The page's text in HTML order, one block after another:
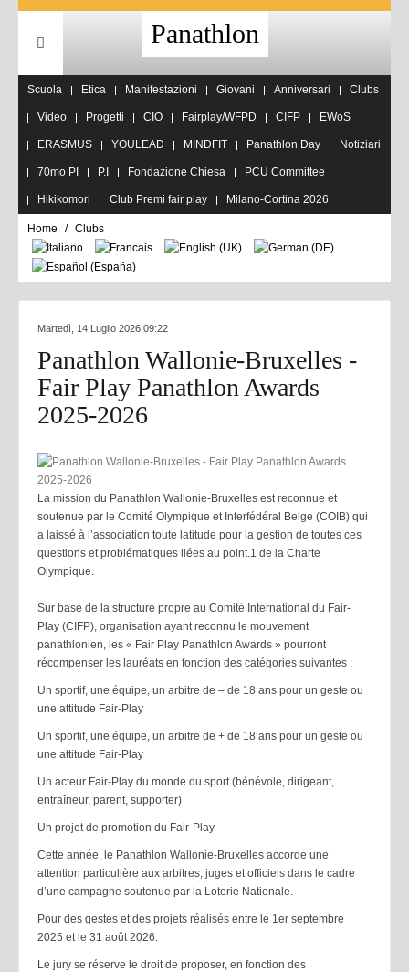
Panathlon
Scuola Etica Manifestazioni Giovani Anniversari Clubs
Video Progetti CIO Fairplay/WFPD CIFP EWoS
ERASMUS YOULEAD MINDFIT Panathlon Day Notiziari
70mo PI P.I Fondazione Chiesa PCU Committee
Hikikomori Club Premi fair play Milano-Cortina 2026
Home Clubs
Martedì, 14 Luglio 2026 09:22
Panathlon Wallonie-Bruxelles -
Fair Play Panathlon Awards
2025-2026
La mission du Panathlon Wallonie-Bruxelles est reconnue et
soutenue par le Comité Olympique et Interfédéral Belge (COIB) qui
a laissé à l’association toute latitude pour la gestion de toutes ces
questions et problématiques liées au point.1 de la Charte
Olympique.
Sur base de la structure propre au Comité International du Fair-
Play (CIFP), organisation ayant reconnu le mouvement
panathlonien, les « Fair Play Panathlon Awards » pourront
récompenser les lauréats en fonction des catégories suivantes :
Un sportif, une équipe, un arbitre de – de 18 ans pour un geste ou
une attitude Fair-Play
Un sportif, une équipe, un arbitre de + de 18 ans pour un geste ou
une attitude Fair-Play
Un acteur Fair-Play du monde du sport (bénévole, dirigeant,
entraîneur, parent, supporter)
Un projet de promotion du Fair-Play
Cette année, le Panathlon Wallonie-Bruxelles accorde une
attention particulière aux arbitres, juges et officiels dans le cadre
d’une campagne soutenue par la Loterie Nationale.
Pour des gestes et des projets réalisés entre le 1er septembre
2025 et le 31 août 2026.
Le jury se réserve le droit de proposer, en fonction des